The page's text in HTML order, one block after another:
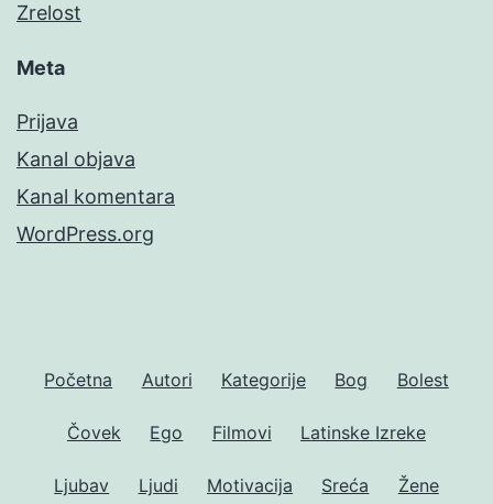
Zrelost
Meta
Prijava
Kanal objava
Kanal komentara
WordPress.org
Početna Autori Kategorije Bog Bolest
Čovek Ego Filmovi Latinske Izreke
Ljubav Ljudi Motivacija Sreća Žene